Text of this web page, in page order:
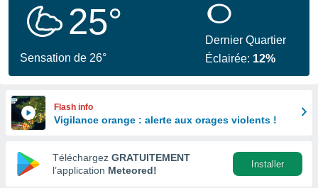
25°
Sensation de 26°
Dernier Quartier
Éclairée: 12%
Flash info
Vigilance orange : alerte aux orages violents !
Téléchargez GRATUITEMENT
l’application Meteored!
Installer